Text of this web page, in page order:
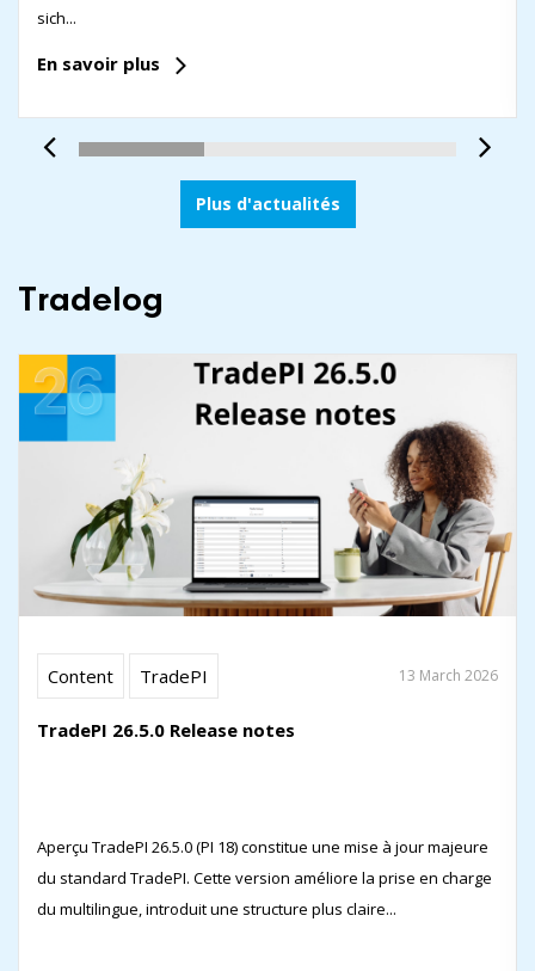
sich...
En savoir plus
Plus d'actualités
Tradelog
Content TradePI 13 March 2026
TradePI 26.5.0 Release notes
Aperçu TradePI 26.5.0 (PI 18) constitue une mise à jour majeure
du standard TradePI. Cette version améliore la prise en charge
du multilingue, introduit une structure plus claire...